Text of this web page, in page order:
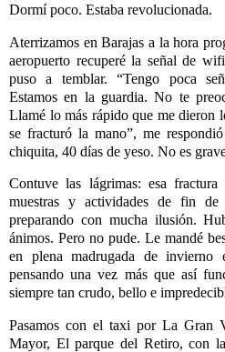
Dormí poco. Estaba revolucionada.
Aterrizamos en Barajas a la hora
aeropuerto recuperé la señal de
puso a temblar. “Tengo poca
Estamos en la guardia. No te
Llamé lo más rápido que me dieron
se fracturó la mano”, me
chiquita, 40 días de yeso. No es
Contuve las lágrimas: esa
muestras y actividades de fin
preparando con mucha ilusión.
ánimos. Pero no pude. Le mandé
en plena madrugada de
pensando una vez más que así
siempre tan crudo, bello e
Pasamos con el taxi por La Gran
Mayor, El parque del Retiro, con